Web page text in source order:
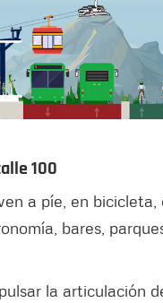
100
a píe, en
bares,
la articulación